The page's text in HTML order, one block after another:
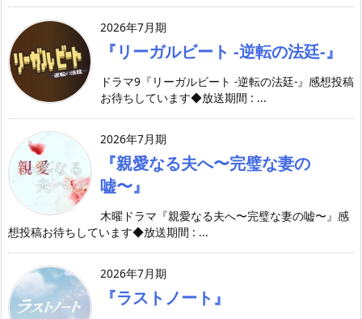
2026年7月期
『リーガルビート -逆転の法廷-』
ドラマ9『リーガルビート -逆転の法廷-』感想投稿
お待ちしています◆放送期間 : ...
2026年7月期
『親愛なる夫へ〜完璧な妻の
嘘〜』
木曜ドラマ『親愛なる夫へ〜完璧な妻の嘘〜』感
想投稿お待ちしています◆放送期間 : ...
2026年7月期
『ラストノート』